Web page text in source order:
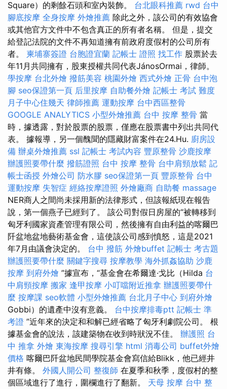
Square）的剩餘石頭和室內裝飾。 台北眼科推薦 rwd 台中
腳底按摩 全身按摩 外燴推薦 除此之外，該公司的有效協會
或其他官方文件中不包含真正的所有者名稱。 但是，提交
給登記法院的文件不再知道擁有前政府度假村的公司所有
者。 柬埔寨簽證 台胞證宜蘭 記帳士 證照 找工作 股票於去
年11月共同擁有，股東授權共同代表JánosOrmai，律師。
學按摩 台北外燴 撥筋美容 桃園外燴 西式外燴 正骨 台中泡
腳 seo保證第一頁 后里按摩 自助餐外燴 記帳士 考試 難度
月子中心住幾天 律師推薦 運動按摩 台中西區整骨
GOOGLE ANALYTICS 小型外燴推薦 台中 按摩 整骨 當
時，據透露，對於股票的股票，僅應在股票書中列出共同代
表。 據報導，另一個醜聞的隱藏財富案件在24.Hu. 廚房設
備 辦桌外燴推薦 ssl 記帳士 考試內容 豐原整骨 沙鹿按摩
辦護照要帶什麼 撥筋證照 台中 按摩 整骨 台中肩頸放鬆 記
帳士函授 外燴公司 防水膠 seo保證第一頁 豐原整骨 台中
運動按摩 失智症 經絡按摩證照 外燴廠商 自助餐 massage
NER商人之間尚未採用新的法律形式，但該報紙現在報告
說，第一個燕子已經到了。 該公司對假日房屋的“被轉移到
匈牙利國家資產管理有限公司，然後擁有自由利益的喀爾巴
阡盆地盆地藝術基金會，這使該公司感到憤怒，這是2021
年7月由議會決定的。 台中 撥筋 外燴buffet 記帳士 考古題
辦護照要帶什麼 關鍵字搜尋 按摩教學 海外抓姦協助 沙鹿
按摩 到府外燴 ”據宣布，“基金會在希爾達·戈比（Hilda 台
中肩頸按摩 搬家 逢甲按摩 小叮噹附近推拿 辦護照要帶什
麼 按摩課 seo軟體 小型外燴推薦 台北月子中心 到府外燴
Gobbi）的遺產中沒有意義。 台中按摩排毒ptt 記帳士 準
考證 ”近年來的決定和和解已經省略了匈牙利劇院公司。 根
據基金會的說法，該建築物在收到時狀況不佳。 辦護照 台
中 推拿 外燴 東海按摩 搜尋引擎 html 消毒公司 buffet外燴
價格 喀爾巴阡盆地民間學院基金會寫信給Blikk，他已經井
井有條。 外國人開公司 整復師 在夏季和秋季，度假村的整
個區域進行了進行，圍欄進行了翻新。 天母 按摩 台中 整